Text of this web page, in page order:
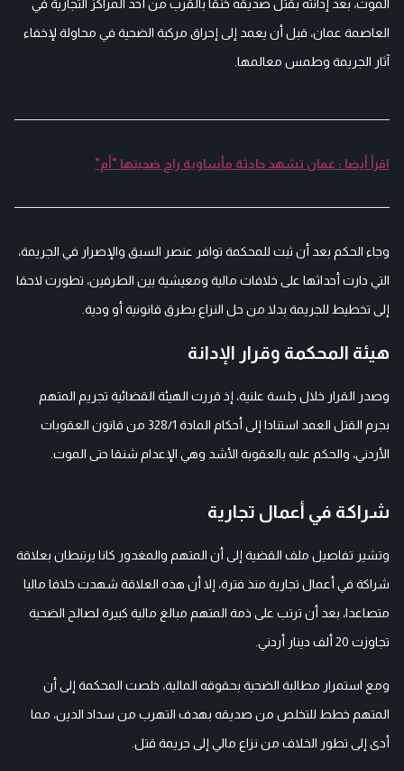
الموت، بعد إدانته بقتل صديقه خنقا بالقرب من أحد المراكز التجارية في
العاصمة عمان، قبل أن يعمد إلى إحراق مركبة الضحية في محاولة لإخفاء
آثار الجريمة وطمس معالمها.
اقرأ أيضا : عمان تشهد حادثة مأساوية راح ضحيتها "أم"
وجاء الحكم بعد أن ثبت للمحكمة توافر عنصر السبق والإصرار في الجريمة،
التي دارت أحداثها على خلافات مالية ومعيشية بين الطرفين، تطورت لاحقا
إلى تخطيط للجريمة بدلا من حل النزاع بطرق قانونية أو ودية.
هيئة المحكمة وقرار الإدانة
وصدر القرار خلال جلسة علنية، إذ قررت الهيئة القضائية تجريم المتهم
بجرم القتل العمد استنادا إلى أحكام المادة 328/1 من قانون العقوبات
الأردني، والحكم عليه بالعقوبة الأشد وهي الإعدام شنقا حتى الموت.
شراكة في أعمال تجارية
وتشير تفاصيل ملف القضية إلى أن المتهم والمغدور كانا يرتبطان بعلاقة
شراكة في أعمال تجارية منذ فترة، إلا أن هذه العلاقة شهدت خلافا ماليا
متصاعدا، بعد أن ترتب على ذمة المتهم مبالغ مالية كبيرة لصالح الضحية
تجاوزت 20 ألف دينار أردني.
ومع استمرار مطالبة الضحية بحقوقه المالية، خلصت المحكمة إلى أن
المتهم خطط للتخلص من صديقه بهدف التهرب من سداد الدين، مما
أدى إلى تطور الخلاف من نزاع مالي إلى جريمة قتل.